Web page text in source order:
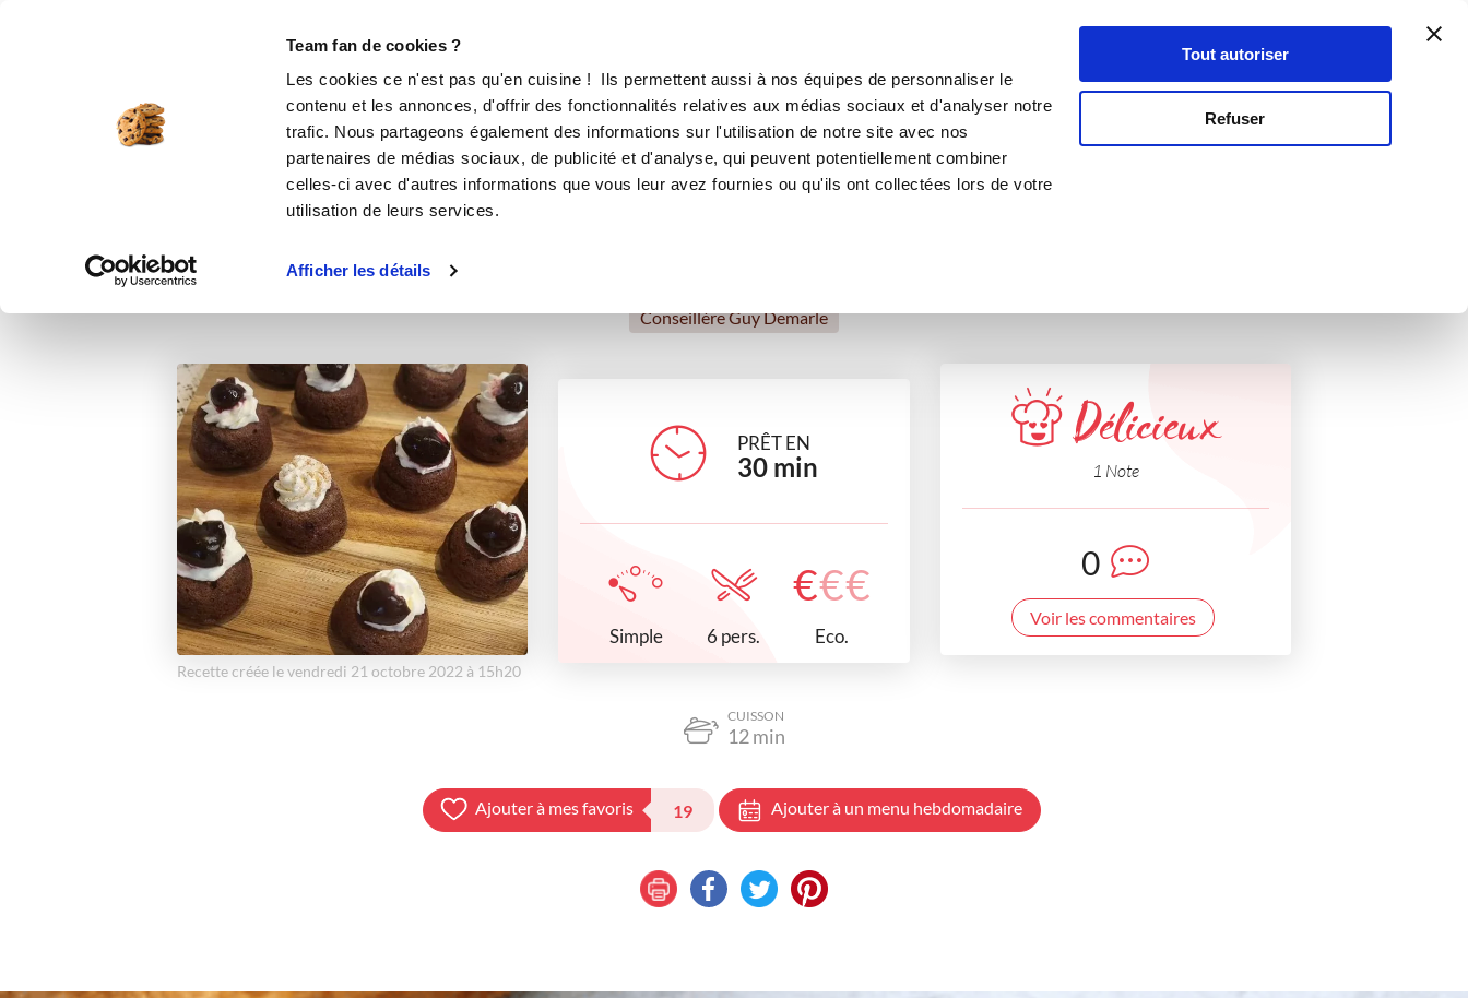
Team fan de cookies ?
Les cookies ce n'est pas qu'en cuisine ! Ils permettent aussi à nos équipes de personnaliser le
contenu et les annonces, d'offrir des fonctionnalités relatives aux médias sociaux et d'analyser notre
trafic. Nous partageons également des informations sur l'utilisation de notre site avec nos
partenaires de médias sociaux, de publicité et d'analyse, qui peuvent potentiellement combiner
celles-ci avec d'autres informations que vous leur avez fournies ou qu'ils ont collectées lors de votre
utilisation de leurs services.
Afficher les détails
Tout autoriser
Refuser
Se connecter
Minis volcans chocolat/cerises
desserts Repas de fête Petits gourmands Pour recevoir
Conseillère Guy Demarle
Recette créée le vendredi 21 octobre 2022 à 15h20
PRÊT EN
30 min
Simple 6 pers.
€€€
Eco.
Délicieux
1 Note
0
Voir les commentaires
CUISSON
12min
Ajouter à mes favoris 19 Ajouter à un menu hebdomadaire